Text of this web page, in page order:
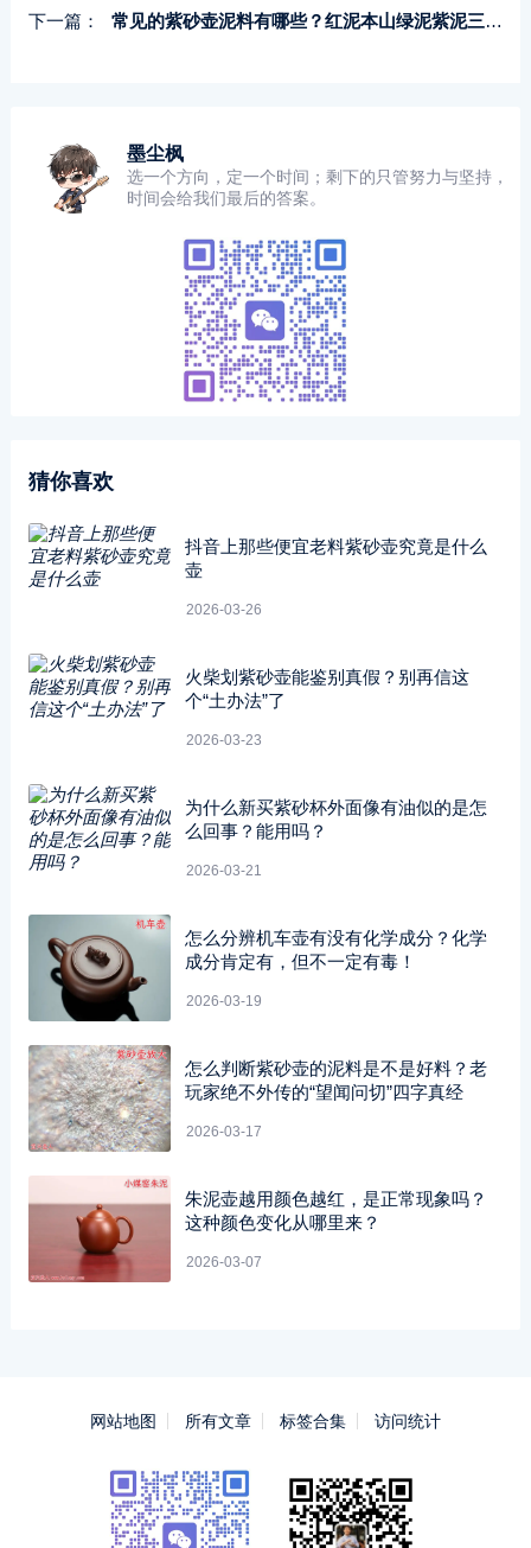
下一篇：
常见的紫砂壶泥料有哪些？红泥本山绿泥紫泥三大泥料特点！
墨尘枫
选一个方向，定一个时间；剩下的只管努力与坚持，
时间会给我们最后的答案。
猜你喜欢
抖音上那些便宜老料紫砂壶究竟是什么
壶
2026-03-26
火柴划紫砂壶能鉴别真假？别再信这
个“土办法”了
2026-03-23
为什么新买紫砂杯外面像有油似的是怎
么回事？能用吗？
2026-03-21
怎么分辨机车壶有没有化学成分？化学
成分肯定有，但不一定有毒！
2026-03-19
怎么判断紫砂壶的泥料是不是好料？老
玩家绝不外传的“望闻问切”四字真经
2026-03-17
朱泥壶越用颜色越红，是正常现象吗？
这种颜色变化从哪里来？
2026-03-07
网站地图 所有文章 标签合集 访问统计